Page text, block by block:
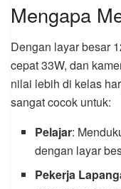
Mengapa
Dengan layar besar
cepat 33W, dan
nilai lebih di kelas
sangat cocok untuk:
Pelajar:
dengan layar
Pekerja